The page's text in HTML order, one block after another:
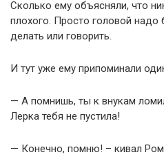
Сколько ему объясняли, что
плохого. Просто головой
делать или говорить.
И тут уже ему припоминали
— А помнишь, ты к внукам
Лерка тебя не пустила!
— Конечно, помню! – кивал